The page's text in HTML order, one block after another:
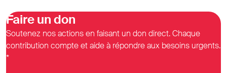
Faire un don
Soutenez nos actions en faisant un don direct. Chaque
contribution compte et aide à répondre aux besoins urgents.
*